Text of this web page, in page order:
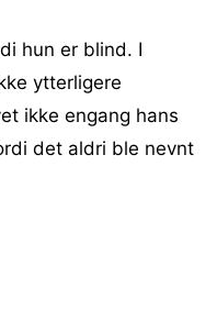
hun er blind. I
ytterligere
ikke engang hans
det aldri ble nevnt